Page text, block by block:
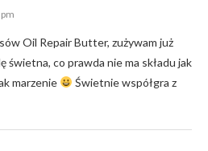
Oil Repair Butter, zużywam już
świetna, co prawda nie ma składu jak
marzenie
Świetnie współgra z